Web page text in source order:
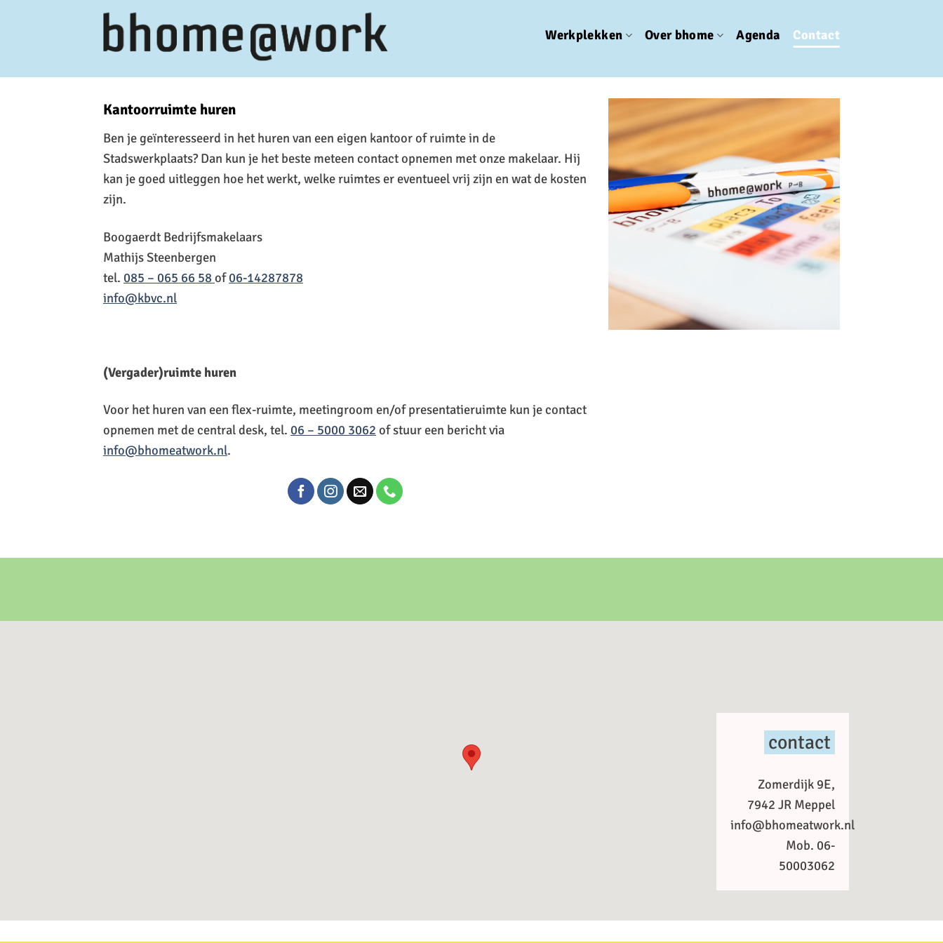
Werkplekken Over bhome Agenda Contact
Kantoorruimte huren
Ben je geïnteresseerd in het huren van een eigen kantoor of ruimte in de
Stadswerkplaats? Dan kun je het beste meteen contact opnemen met onze makelaar. Hij
kan je goed uitleggen hoe het werkt, welke ruimtes er eventueel vrij zijn en wat de kosten
zijn.
Boogaerdt Bedrijfsmakelaars
Mathijs Steenbergen
tel. 085 – 065 66 58 of06-14287878
info@kbvc.nl
(Vergader)ruimte huren
Voor het huren van een flex-ruimte, meetingroom en/of presentatieruimte kun je contact
opnemen met de central desk, tel. 06 – 5000 3062 of stuur een bericht via
info@bhomeatwork.nl.
contact
Zomerdijk 9E,
7942 JR Meppel
info@bhomeatwork.nl
Mob. 06-
50003062